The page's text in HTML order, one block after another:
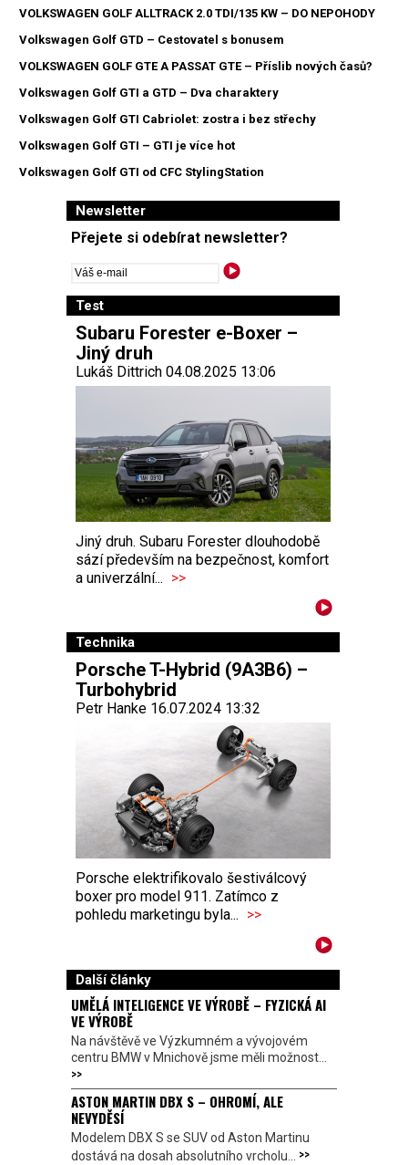
VOLKSWAGEN GOLF ALLTRACK 2.0 TDI/135 KW – DO NEPOHODY
Volkswagen Golf GTD – Cestovatel s bonusem
VOLKSWAGEN GOLF GTE A PASSAT GTE – Příslib nových časů?
Volkswagen Golf GTI a GTD – Dva charaktery
Volkswagen Golf GTI Cabriolet: zostra i bez střechy
Volkswagen Golf GTI – GTI je více hot
Volkswagen Golf GTI od CFC StylingStation
Newsletter
Přejete si odebírat newsletter?
Test
Subaru Forester e-Boxer –
Jiný druh
Lukáš Dittrich 04.08.2025 13:06
Jiný druh. Subaru Forester dlouhodobě
sází především na bezpečnost, komfort
a univerzální... >>
Technika
Porsche T-Hybrid (9A3B6) –
Turbohybrid
Petr Hanke 16.07.2024 13:32
Porsche elektrifikovalo šestiválcový
boxer pro model 911. Zatímco z
pohledu marketingu byla... >>
Další články
UMĚLÁ INTELIGENCE VE VÝROBĚ – FYZICKÁ AI
VE VÝROBĚ
Na návštěvě ve Výzkumném a vývojovém
centru BMW v Mnichově jsme měli možnost...
>>
ASTON MARTIN DBX S – OHROMÍ, ALE
NEVYDĚSÍ
Modelem DBX S se SUV od Aston Martinu
dostává na dosah absolutního vrcholu... >>